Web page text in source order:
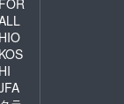
FOR
HIO
KOS
HI